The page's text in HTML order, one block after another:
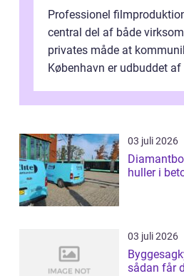
Professionel
central del af både
privates måde at
København er udbuddet af
inti...
03 juli 2026
huller i
03 juli 2026
sådan får